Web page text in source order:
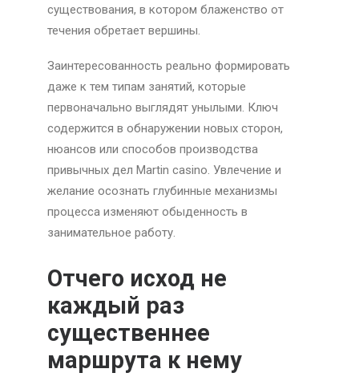
существования, в котором блаженство от
течения обретает вершины.
Заинтересованность реально формировать
даже к тем типам занятий, которые
первоначально выглядят унылыми. Ключ
содержится в обнаружении новых сторон,
нюансов или способов производства
привычных дел Martin casino. Увлечение и
желание осознать глубинные механизмы
процесса изменяют обыденность в
занимательное работу.
Отчего исход не
каждый раз
существеннее
маршрута к нему